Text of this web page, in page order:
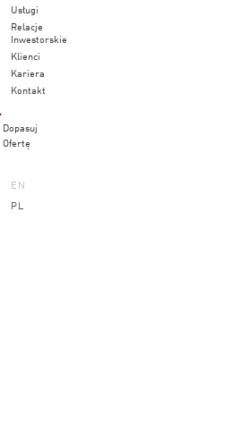
Usługi
Relacje
Inwestorskie
Klienci
Kariera
Kontakt
Dopasuj
Ofertę
EN
PL